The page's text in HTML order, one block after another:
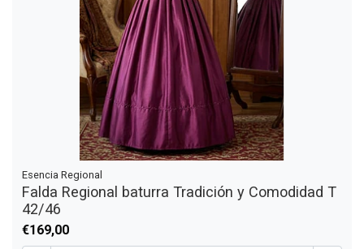
Esencia Regional
Falda Regional baturra Tradición y Comodidad T
42/46
€169,00